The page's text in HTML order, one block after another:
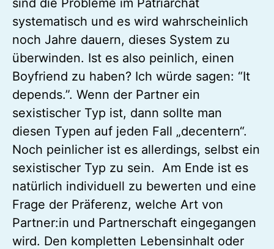
sind die Probleme im Patriarchat
systematisch und es wird wahrscheinlich
noch Jahre dauern, dieses System zu
überwinden. Ist es also peinlich, einen
Boyfriend zu haben? Ich würde sagen: “It
depends.”. Wenn der Partner ein
sexistischer Typ ist, dann sollte man
diesen Typen auf jeden Fall „decentern“.
Noch peinlicher ist es allerdings, selbst ein
sexistischer Typ zu sein. Am Ende ist es
natürlich individuell zu bewerten und eine
Frage der Präferenz, welche Art von
Partner:in und Partnerschaft eingegangen
wird. Den kompletten Lebensinhalt oder